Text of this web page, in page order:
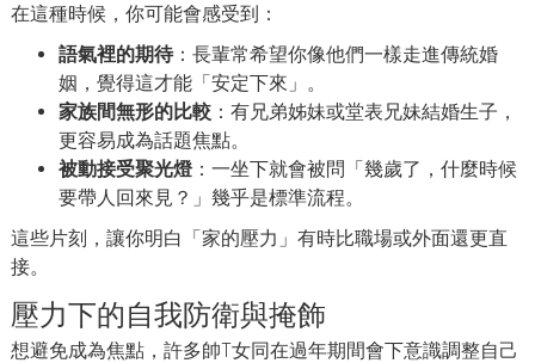
在這種時候，你可能會感受到：
語氣裡的期待：長輩常希望你像他們一樣走進傳統婚
姻，覺得這才能「安定下來」。
家族間無形的比較 ：有兄弟姊妹或堂表兄妹結婚生子，
更容易成為話題焦點。
被動接受聚光燈：一坐下就會被問「幾歲了，什麼時候
要帶人回來見？」幾乎是標準流程。
這些片刻，讓你明白「家的壓力」有時比職場或外面還更直
接。
壓力下的自我防衛與掩飾
想避免成為焦點，許多帥T女同在過年期間會下意識調整自己